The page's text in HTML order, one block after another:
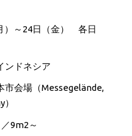
）～24日（金） 各日
ンドネシア
市会場（Messegelände,
／9m2 ～